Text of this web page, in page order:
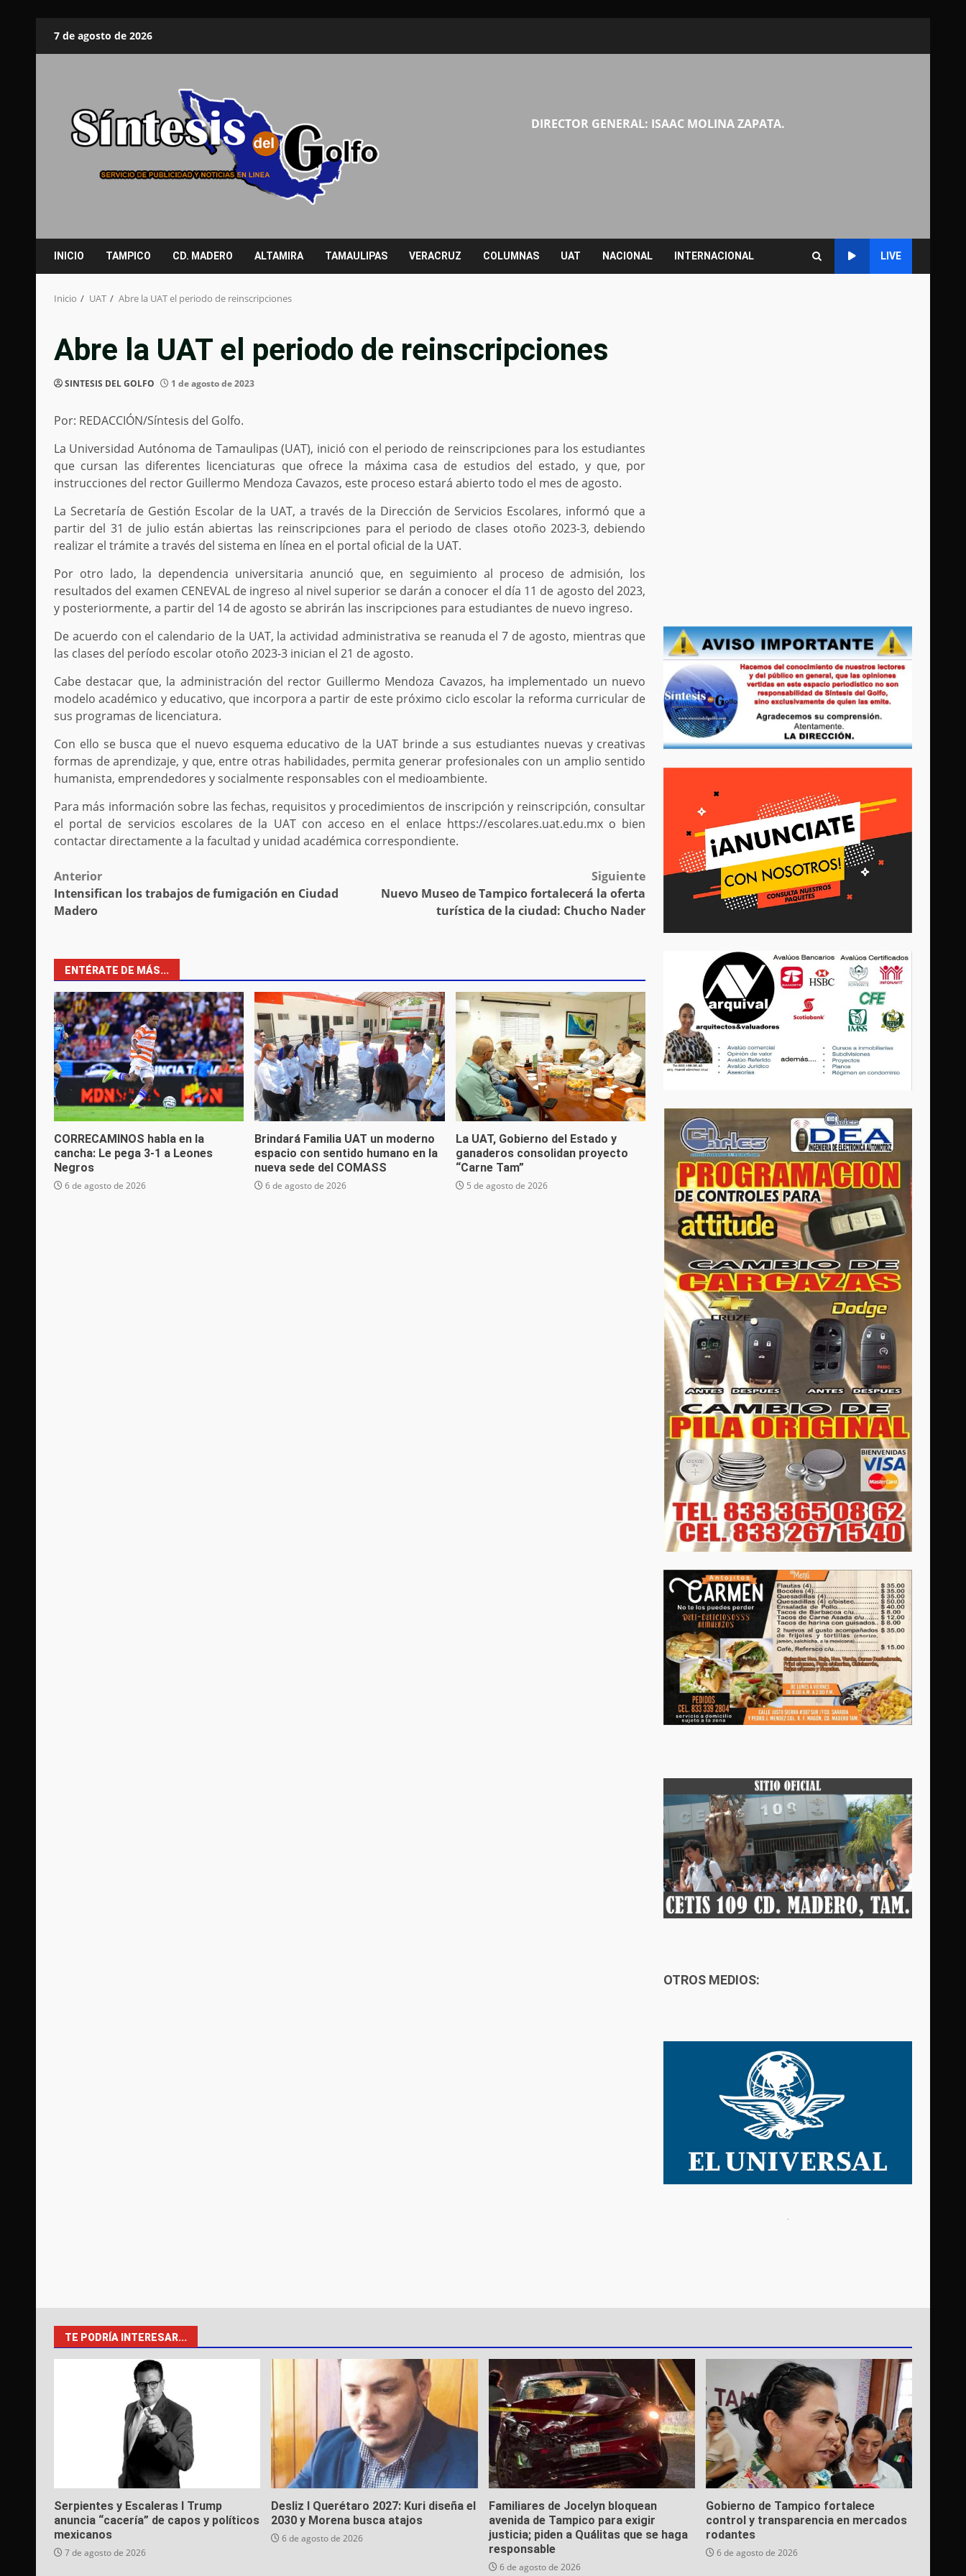
7 de agosto de 2026
DIRECTOR GENERAL: ISAAC MOLINA ZAPATA.
INICIO TAMPICO CD. MADERO ALTAMIRA TAMAULIPAS VERACRUZ COLUMNAS UAT NACIONAL INTERNACIONAL LIVE
Inicio UAT Abre la UAT el periodo de reinscripciones
Abre la UAT el periodo de reinscripciones
SINTESIS DEL GOLFO 1 de agosto de 2023
Por: REDACCIÓN/Síntesis del Golfo.
La Universidad Autónoma de Tamaulipas (UAT), inició con el periodo de reinscripciones para los estudiantes
que cursan las diferentes licenciaturas que ofrece la máxima casa de estudios del estado, y que, por
instrucciones del rector Guillermo Mendoza Cavazos, este proceso estará abierto todo el mes de agosto.
La Secretaría de Gestión Escolar de la UAT, a través de la Dirección de Servicios Escolares, informó que a
partir del 31 de julio están abiertas las reinscripciones para el periodo de clases otoño 2023-3, debiendo
realizar el trámite a través del sistema en línea en el portal oficial de la UAT.
Por otro lado, la dependencia universitaria anunció que, en seguimiento al proceso de admisión, los
resultados del examen CENEVAL de ingreso al nivel superior se darán a conocer el día 11 de agosto del 2023,
y posteriormente, a partir del 14 de agosto se abrirán las inscripciones para estudiantes de nuevo ingreso.
De acuerdo con el calendario de la UAT, la actividad administrativa se reanuda el 7 de agosto, mientras que
las clases del período escolar otoño 2023-3 inician el 21 de agosto.
Cabe destacar que, la administración del rector Guillermo Mendoza Cavazos, ha implementado un nuevo
modelo académico y educativo, que incorpora a partir de este próximo ciclo escolar la reforma curricular de
sus programas de licenciatura.
Con ello se busca que el nuevo esquema educativo de la UAT brinde a sus estudiantes nuevas y creativas
formas de aprendizaje, y que, entre otras habilidades, permita generar profesionales con un amplio sentido
humanista, emprendedores y socialmente responsables con el medioambiente.
Para más información sobre las fechas, requisitos y procedimientos de inscripción y reinscripción, consultar
el portal de servicios escolares de la UAT con acceso en el enlace https://escolares.uat.edu.mx o bien
contactar directamente a la facultad y unidad académica correspondiente.
Post
navigation
Anterior
Intensifican los trabajos de fumigación en Ciudad
Madero
Siguiente
Nuevo Museo de Tampico fortalecerá la oferta
turística de la ciudad: Chucho Nader
ENTÉRATE DE MÁS...
CORRECAMINOS habla en la
cancha: Le pega 3-1 a Leones
Negros
6 de agosto de 2026
Brindará Familia UAT un moderno
espacio con sentido humano en la
nueva sede del COMASS
6 de agosto de 2026
La UAT, Gobierno del Estado y
ganaderos consolidan proyecto
“Carne Tam”
5 de agosto de 2026
OTROS MEDIOS:
TE PODRÍA INTERESAR...
Serpientes y Escaleras I Trump
anuncia “cacería” de capos y políticos
mexicanos
7 de agosto de 2026
Desliz I Querétaro 2027: Kuri diseña el
2030 y Morena busca atajos
6 de agosto de 2026
Familiares de Jocelyn bloquean
avenida de Tampico para exigir
justicia; piden a Quálitas que se haga
responsable
6 de agosto de 2026
Gobierno de Tampico fortalece
control y transparencia en mercados
rodantes
6 de agosto de 2026